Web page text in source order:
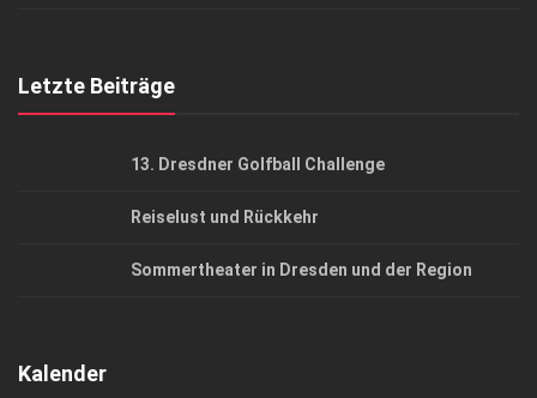
Letzte Beiträge
13. Dresdner Golfball Challenge
Reiselust und Rückkehr
Sommertheater in Dresden und der Region
Kalender